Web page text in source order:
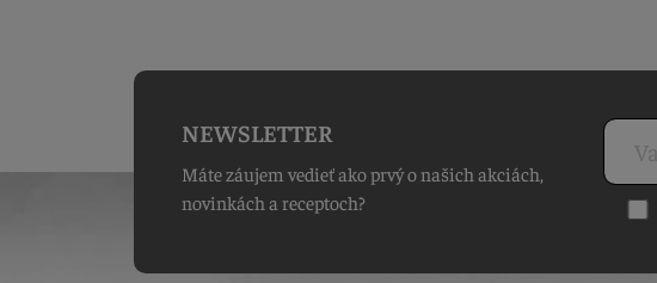
NEWSLETTER
Máte záujem vedieť ako prvý o našich akciách,
novinkách a receptoch?